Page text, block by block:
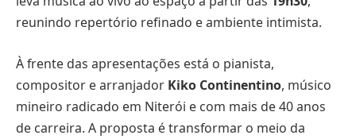
reunindo repertório refinado e ambiente intimista.
À frente das apresentações está o pianista,
compositor e arranjador Kiko Continentino, músico
mineiro radicado em Niterói e com mais de 40 anos
de carreira. A proposta é transformar o meio da